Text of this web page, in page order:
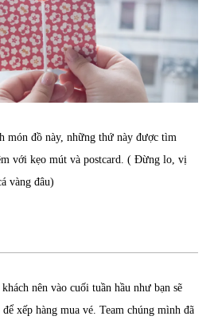
món đồ này, những thứ này được tìm
với kẹo mút và postcard. ( Đừng lo, vị
vàng đâu)
nên vào cuối tuần hầu như bạn sẽ
xếp hàng mua vé. Team chúng mình đã